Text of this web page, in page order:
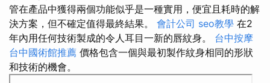
管在產品中獲得兩個功能似乎是一種實用，便宜且耗時的解
決方案，但不確定值得最終結果。 會計公司 seo教學 在2
年內用任何技術製成的令人耳目一新的唇紋身。 台中按摩
台中國術館推薦 價格包含一個與最初製作紋身相同的形狀
和技術的機會。